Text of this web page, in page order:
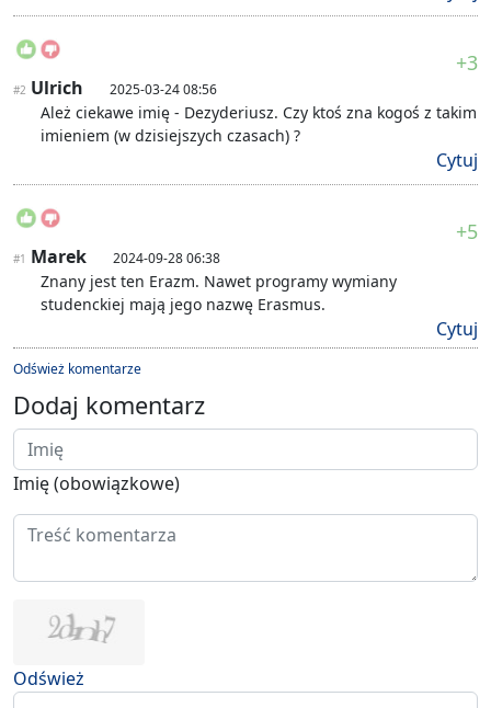
+3
#2 Ulrich 2025-03-24 08:56
Ależ ciekawe imię - Dezyderiusz. Czy ktoś zna kogoś z takim
imieniem (w dzisiejszych czasach) ?
Cytuj
+5
#1 Marek 2024-09-28 06:38
Znany jest ten Erazm. Nawet programy wymiany
studenckiej mają jego nazwę Erasmus.
Cytuj
Odśwież komentarze
Dodaj komentarz
Imię (obowiązkowe)
Odśwież